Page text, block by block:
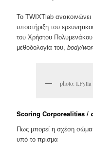
Το TWIXTlab ανακοινώνει
υποστήριξη του
του Χρήστου
μεθοδολογία του,body/
photo: I.Fylla
Scoring Corporealities /
Πως μπορεί η σχέση
υπό το πρίσμα